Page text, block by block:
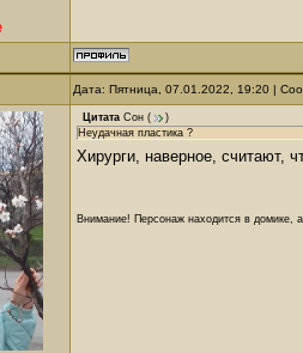
Дата: Пятница, 07.01.2022, 19:20 |
Цитата Сон (
)
Неудачная пластика ?
Хирурги, наверное, считают,
Внимание! Персонаж находится в домике,